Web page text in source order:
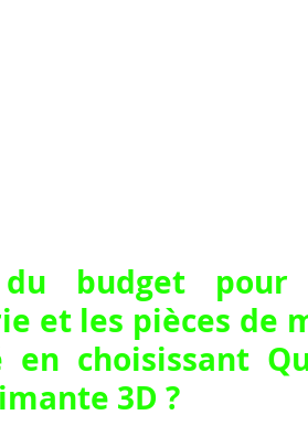
budget pour
et les pièces de
en choisissant
3D ?